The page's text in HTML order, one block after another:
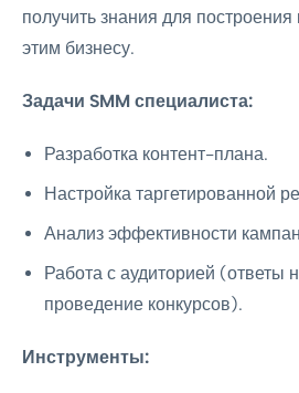
получить знания для
этим бизнесу.
Задачи SMM специалиста:
Разработка контент-плана.
Настройка таргетированной
Анализ эффективности
Работа с аудиторией (ответы
проведение конкурсов).
Инструменты: